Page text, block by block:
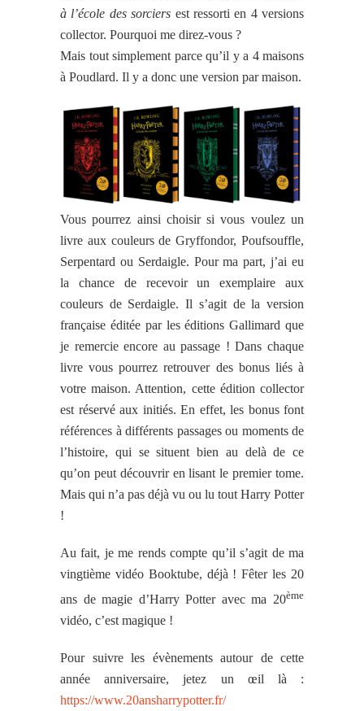
à l’école des sorciers est ressorti en 4 versions
collector. Pourquoi me direz-vous ?
Mais tout simplement parce qu’il y a 4 maisons
à Poudlard. Il y a donc une version par maison.
Vous pourrez ainsi choisir si vous voulez un
livre aux couleurs de Gryffondor, Poufsouffle,
Serpentard ou Serdaigle. Pour ma part, j’ai eu
la chance de recevoir un exemplaire aux
couleurs de Serdaigle. Il s’agit de la version
française éditée par les éditions Gallimard que
je remercie encore au passage ! Dans chaque
livre vous pourrez retrouver des bonus liés à
votre maison. Attention, cette édition collector
est réservé aux initiés. En effet, les bonus font
références à différents passages ou moments de
l’histoire, qui se situent bien au delà de ce
qu’on peut découvrir en lisant le premier tome.
Mais qui n’a pas déjà vu ou lu tout Harry Potter
!
Au fait, je me rends compte qu’il s’agit de ma
vingtième vidéo Booktube, déjà ! Fêter les 20
ans de magie d’Harry Potter avec ma 20ème
vidéo, c’est magique !
Pour suivre les évènements autour de cette
année anniversaire, jetez un œil là :
https://www.20ansharrypotter.fr/